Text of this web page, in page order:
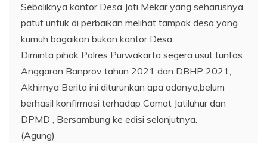
Sebaliknya kantor Desa Jati Mekar yang seharusnya
patut untuk di perbaikan melihat tampak desa yang
kumuh bagaikan bukan kantor Desa.
Diminta pihak Polres Purwakarta segera usut tuntas
Anggaran Banprov tahun 2021 dan DBHP 2021,
Akhirnya Berita ini diturunkan apa adanya,belum
berhasil konfirmasi terhadap Camat Jatiluhur dan
DPMD , Bersambung ke edisi selanjutnya.
(Agung)